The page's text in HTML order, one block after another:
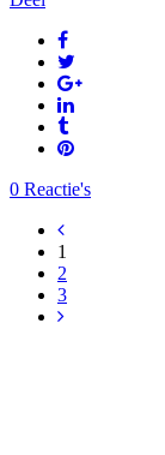
0 Reactie's
1
2
3